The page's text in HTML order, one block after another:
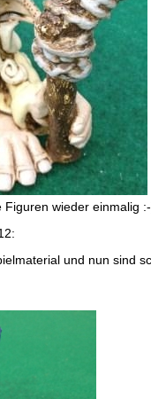
Figuren wieder einmalig
und nun sind